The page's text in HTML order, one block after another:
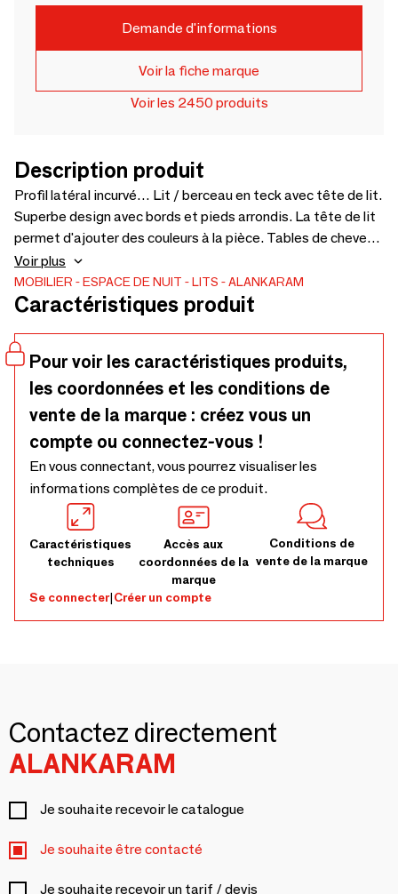
Demande d'informations
Voir la fiche marque
Voir les 2450 produits
Description produit
Profil latéral incurvé… Lit / berceau en teck avec tête de lit.
Superbe design avec bords et pieds arrondis. La tête de lit
permet d'ajouter des couleurs à la pièce. Tables de chevet
incluses. Prix hors matelas et tables de chevet. Dimensions
du matelas : 152 x 198 cm (épaisseur : 23 cm) - 1675 x
2265 x 1125 cm
Voir plus
MOBILIER ESPACE DE NUIT LITS ALANKARAM
Caractéristiques produit
Pour voir les caractéristiques produits,
les coordonnées et les conditions de
vente de la marque : créez vous un
compte ou connectez-vous !
En vous connectant, vous pourrez visualiser les
informations complètes de ce produit.
Caractéristiques
techniques
Accès aux
coordonnées de la
marque
Conditions de
vente de la marque
Se connecter|Créer un compte
Contactez directement
ALANKARAM
Je souhaite recevoir le catalogue
Je souhaite être contacté
Je souhaite recevoir un tarif / devis